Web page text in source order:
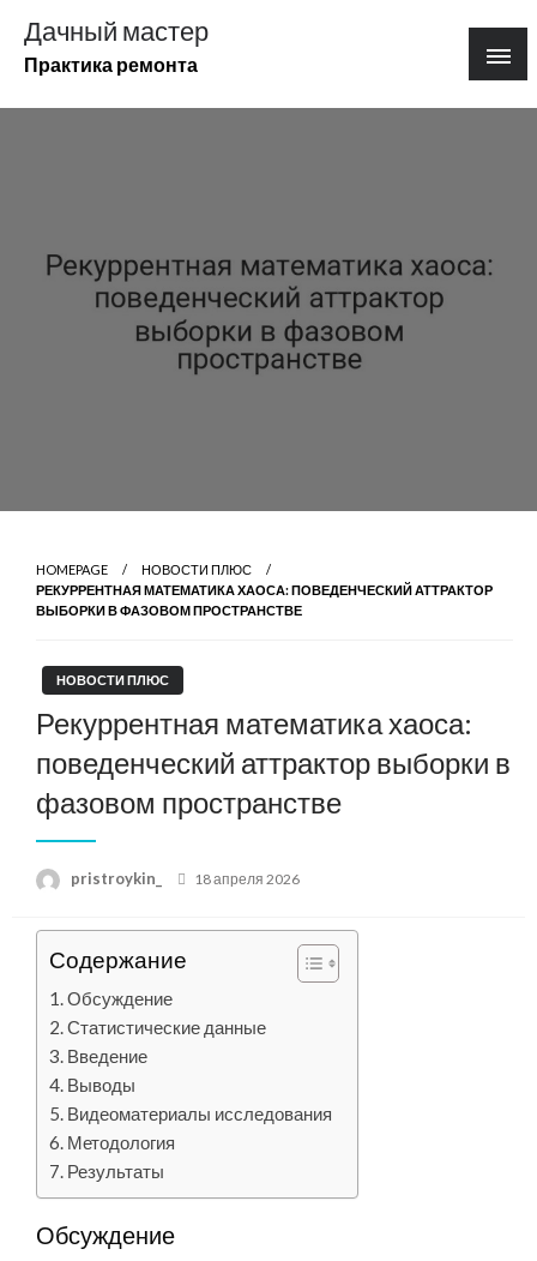
содержимому
Дачный мастер
Практика ремонта
HOMEPAGE
НОВОСТИ ПЛЮС
РЕКУРРЕНТНАЯ МАТЕМАТИКА ХАОСА: ПОВЕДЕНЧЕСКИЙ АТТРАКТОР
ВЫБОРКИ В ФАЗОВОМ ПРОСТРАНСТВЕ
НОВОСТИ ПЛЮС
Рекуррентная математика хаоса:
поведенческий аттрактор выборки в
фазовом пространстве
pristroykin_
Posted
18 апреля 2026
Содержание
Обсуждение
Статистические данные
Введение
Выводы
Видеоматериалы исследования
Методология
Результаты
Обсуждение